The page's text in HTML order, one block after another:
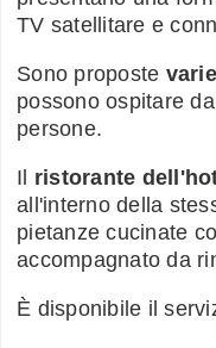
TV satellitare e
Sono proposte
possono ospitare
persone.
Il ristorante
all'interno della
pietanze cucinate
accompagnato da
È disponibile il